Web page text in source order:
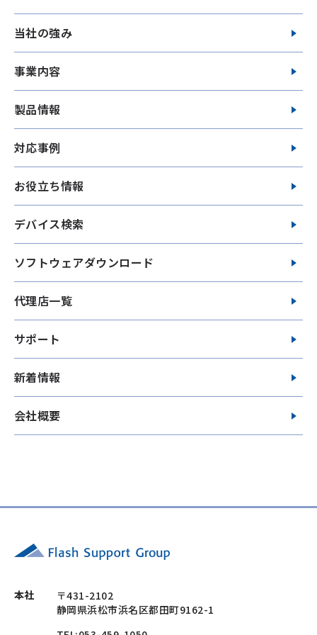
当社の強み
事業内容
製品情報
対応事例
お役立ち情報
デバイス検索
ソフトウェアダウンロード
代理店一覧
サポート
新着情報
会社概要
本社
〒431-2102
静岡県浜松市浜名区都田町9162-1